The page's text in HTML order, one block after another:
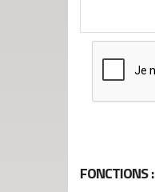
FONCTIONS :